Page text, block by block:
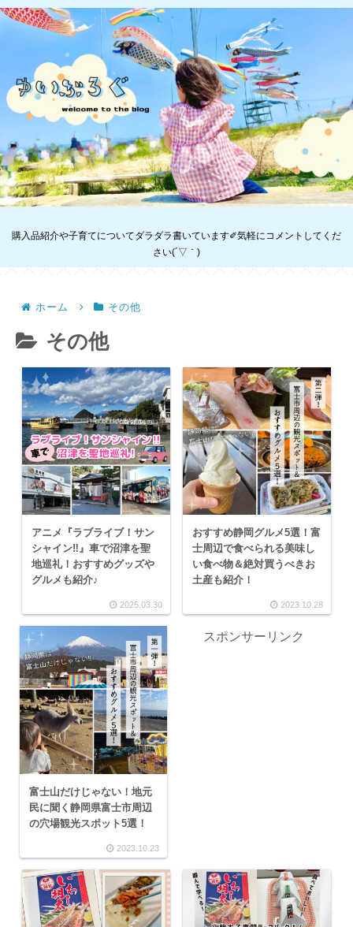
購入品紹介や子育てについてダラダラ書いています✐気軽にコメントしてくだ
さい(´▽｀)
ホーム その他
その他
アニメ『ラブライブ！サン
シャイン‼』車で沼津を聖
地巡礼！おすすめグッズや
グルメも紹介♪
2025.03.30
おすすめ静岡グルメ5選！富
士周辺で食べられる美味し
い食べ物＆絶対買うべきお
土産も紹介！
2023.10.28
富士山だけじゃない！地元
民に聞く静岡県富士市周辺
の穴場観光スポット5選！
2023.10.23
スポンサーリンク